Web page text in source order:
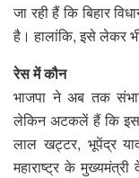
जा रही हैं कि बिहार
है। हालांकि, इसे लेकर
रेस में कौन
भाजपा ने अब तक
लेकिन अटकलें हैं कि इस
लाल खट्टर, भूपेंद्र
महाराष्ट्र के